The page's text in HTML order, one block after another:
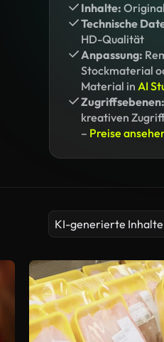
Inhalte:
Technische
HD-Qualität
Anpassung:
Stockmaterial
Material in AI
Zugriffsebenen:
kreativen
– Preise
KI-generierte Inhalte